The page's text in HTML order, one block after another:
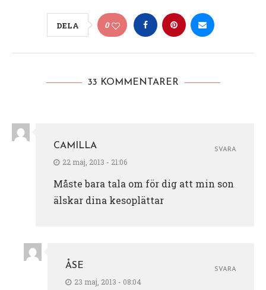
DELA 0
33 KOMMENTARER
CAMILLA
22 maj, 2013 - 21:06
Måste bara tala om för dig att min son
älskar dina kesoplättar
SVARA
ÅSE
23 maj, 2013 - 08:04
SVARA